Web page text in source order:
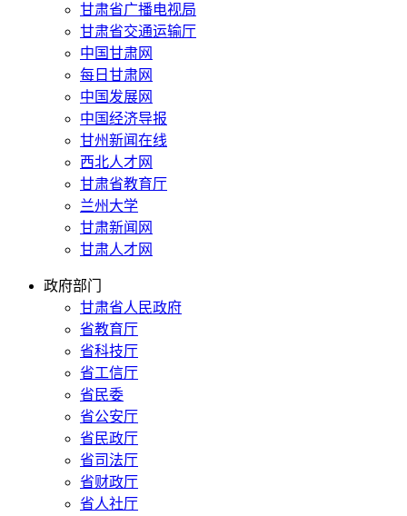
甘肃省广播电视局
甘肃省交通运输厅
中国甘肃网
每日甘肃网
中国发展网
中国经济导报
甘州新闻在线
西北人才网
甘肃省教育厅
兰州大学
甘肃新闻网
甘肃人才网
政府部门
甘肃省人民政府
省教育厅
省科技厅
省工信厅
省民委
省公安厅
省民政厅
省司法厅
省财政厅
省人社厅